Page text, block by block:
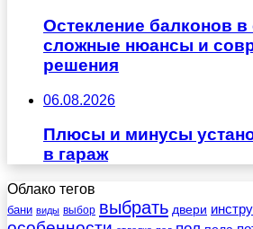
Остекление балконов в
сложные нюансы и
решения
06.08.2026
Плюсы и минусы
в гараж
Облако тегов
бани виды выбор выбрать двери